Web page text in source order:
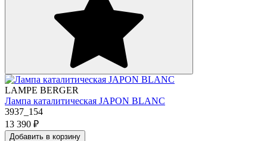
LAMPE BERGER
Лампа каталитическая JAPON BLANC
3937_154
13 390 ₽
Добавить в корзину